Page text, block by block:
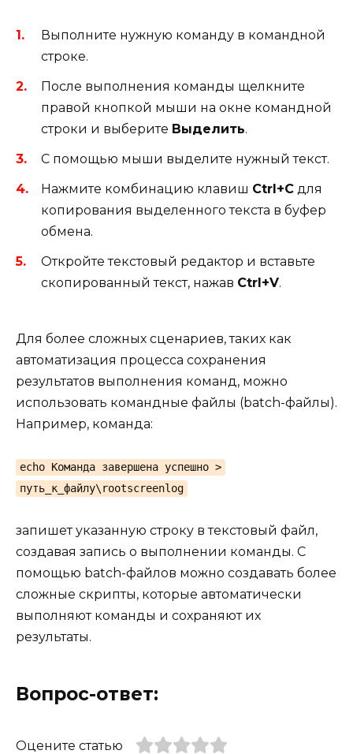
Выполните нужную команду в командной
строке.
После выполнения команды щелкните
правой кнопкой мыши на окне командной
строки и выберите Выделить.
С помощью мыши выделите нужный текст.
Нажмите комбинацию клавиш Ctrl+C для
копирования выделенного текста в буфер
обмена.
Откройте текстовый редактор и вставьте
скопированный текст, нажав Ctrl+V.
Для более сложных сценариев, таких как
автоматизация процесса сохранения
результатов выполнения команд, можно
использовать командные файлы (batch-файлы).
Например, команда:
echo Команда завершена успешно >
путь_к_файлу\rootscreenlog
запишет указанную строку в текстовый файл,
создавая запись о выполнении команды. С
помощью batch-файлов можно создавать более
сложные скрипты, которые автоматически
выполняют команды и сохраняют их
результаты.
Вопрос-ответ:
Оцените статью